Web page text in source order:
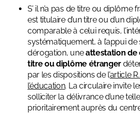
S’ il n’a pas de titre ou diplôme
est titulaire d’un titre ou d’un
comparable à celui requis,
systématiquement, à l’appui
dérogation, uneattestation de
titre ou diplôme étranger
par les dispositions de l’article
l’éducation. La circulaire invite
solliciter la délivrance d’une
prioritairement auprès du